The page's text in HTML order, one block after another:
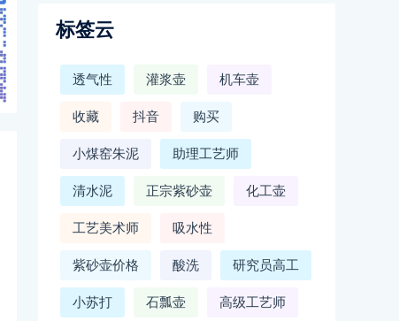
标签云
透气性 灌浆壶 机车壶
收藏 抖音 购买
小煤窑朱泥 助理工艺师
清水泥 正宗紫砂壶 化工壶
工艺美术师 吸水性
紫砂壶价格 酸洗 研究员高工
小苏打 石瓢壶 高级工艺师